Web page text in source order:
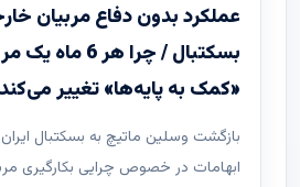
عملکرد بدون دفاع مربیان
بسکتبال / چرا هر
«کمک به پایه‌ها» تغییر
بازگشت وسلین ماتیچ به بسکتبال
ابهامات در خصوص چرایی بکارگیری